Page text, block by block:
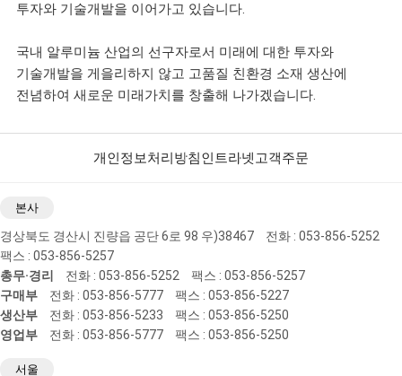
투자와 기술개발을 이어가고 있습니다.
국내 알루미늄 산업의 선구자로서 미래에 대한 투자와
기술개발을 게을리하지 않고 고품질 친환경 소재 생산에
전념하여 새로운 미래가치를 창출해 나가겠습니다.
개인정보처리방침인트라넷고객주문
본사
경상북도 경산시 진량읍 공단 6로 98 우)38467
전화 : 053-856-5252
팩스 : 053-856-5257
총무·경리
전화 : 053-856-5252
팩스 : 053-856-5257
구매부
전화 : 053-856-5777
팩스 : 053-856-5227
생산부
전화 : 053-856-5233
팩스 : 053-856-5250
영업부
전화 : 053-856-5777 팩스 : 053-856-5250
서울